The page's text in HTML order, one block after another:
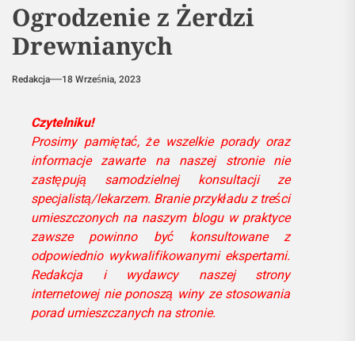
Ogrodzenie z Żerdzi
Drewnianych
Redakcja 18 Września, 2023
Czytelniku!
Prosimy pamiętać, że wszelkie porady oraz
informacje zawarte na naszej stronie nie
zastępują samodzielnej konsultacji ze
specjalistą/lekarzem. Branie przykładu z treści
umieszczonych na naszym blogu w praktyce
zawsze powinno być konsultowane z
odpowiednio wykwalifikowanymi ekspertami.
Redakcja i wydawcy naszej strony
internetowej nie ponoszą winy ze stosowania
porad umieszczanych na stronie.